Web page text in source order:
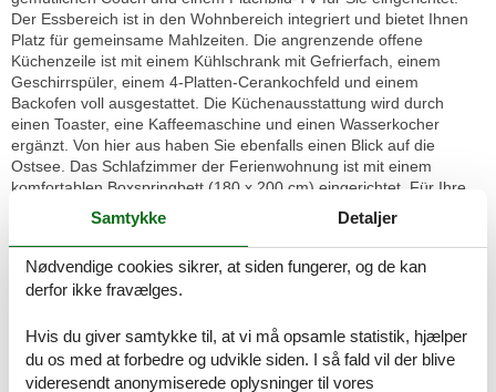
Der Essbereich ist in den Wohnbereich integriert und bietet Ihnen
Platz für gemeinsame Mahlzeiten. Die angrenzende offene
Küchenzeile ist mit einem Kühlschrank mit Gefrierfach, einem
Geschirrspüler, einem 4-Platten-Cerankochfeld und einem
Backofen voll ausgestattet. Die Küchenausstattung wird durch
einen Toaster, eine Kaffeemaschine und einen Wasserkocher
ergänzt. Von hier aus haben Sie ebenfalls einen Blick auf die
Ostsee. Das Schlafzimmer der Ferienwohnung ist mit einem
komfortablen Boxspringbett (180 x 200 cm) eingerichtet. Für Ihre
Garderobe bietet der Kleiderschrank ausreichend Stauraum.
Zudem steht Ihnen hier ein zweiter Flachbild-TV zur Verfügung. Zur
Verdunkelung dienen blickdichte Vorhänge an den Fenstern. Das
zweite Schlafzimmer ist mit einem Einzel-Boxspringbett (90 x 200
cm) ausgestattet. Die zwei Südbalkone sind mit geschmackvollen
ein. Das Tageslichtbad mit ebenerdiger Dusche verfügt über einen
großzügigen Waschtisch und einen Föhn. In der Wohnung ist
hochwertiger Designbelag verlegt. Die Fußbodenheizung in allen
Samtykke Detaljer
Nødvendige cookies sikrer, at siden fungerer, og de kan
derfor ikke fravælges.
Hvis du giver samtykke til, at vi må opsamle statistik, hjælper
du os med at forbedre og udvikle siden. I så fald vil der blive
videresendt anonymiserede oplysninger til vores